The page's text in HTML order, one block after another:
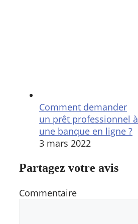
Comment demander
un prêt professionnel à
une banque en ligne ?
3 mars 2022
Partagez votre avis
Commentaire